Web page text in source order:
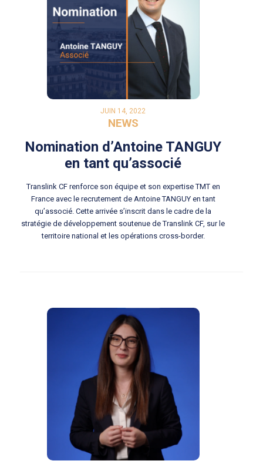
JUIN 14, 2022
NEWS
Nomination d’Antoine TANGUY
en tant qu’associé
Translink CF renforce son équipe et son expertise TMT en
France avec le recrutement de Antoine TANGUY en tant
qu’associé. Cette arrivée s’inscrit dans le cadre de la
stratégie de développement soutenue de Translink CF, sur le
territoire national et les opérations cross-border.